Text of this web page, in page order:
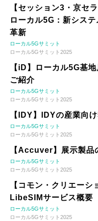
【セッション3・京セ
ローカル5G：新シス
革新
ローカル5Gサミット
ローカル5Gサミット2025
【iD】ローカル5G基
ご紹介
ローカル5Gサミット
ローカル5Gサミット2025
【IDY】IDYの産業向
ローカル5Gサミット
ローカル5Gサミット2025
【Accuver】展示製品
ローカル5Gサミット
ローカル5Gサミット2025
【コモン・クリエー
LibeSIMサービス概要
ローカル5Gサミット
ローカル5Gサミット2025